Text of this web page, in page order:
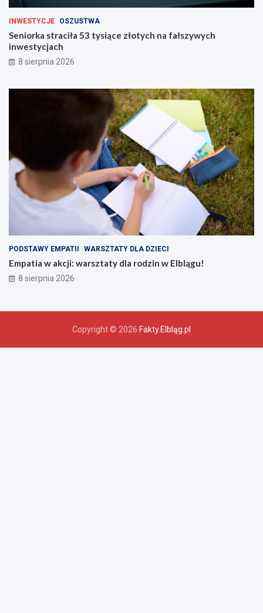
INWESTYCJE OSZUSTWA
Seniorka straciła 53 tysiące złotych na fałszywych
inwestycjach
8 sierpnia 2026
PODSTAWY EMPATII WARSZTATY DLA DZIECI
Empatia w akcji: warsztaty dla rodzin w Elblągu!
8 sierpnia 2026
Copyright © 2026 Fakty.Elbląg.pl